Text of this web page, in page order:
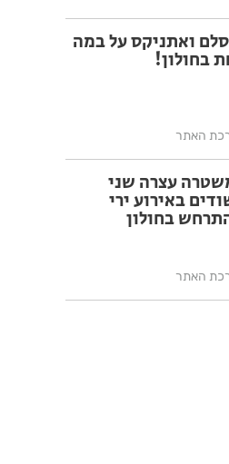
ואתניקס על במה
בחולון!
האתר
עצרה שני
באירוע ירי
בחולון
האתר